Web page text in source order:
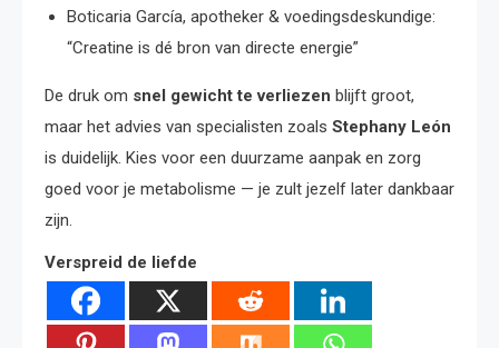
Boticaria García, apotheker & voedingsdeskundige:
“Creatine is dé bron van directe energie”
De druk om snel gewicht te verliezen blijft groot,
maar het advies van specialisten zoals Stephany León
is duidelijk. Kies voor een duurzame aanpak en zorg
goed voor je metabolisme — je zult jezelf later dankbaar
zijn.
Verspreid de liefde